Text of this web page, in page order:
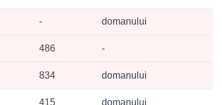
- domanului
486 -
834 domanului
415 domanului